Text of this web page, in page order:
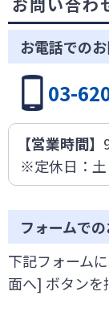
お電話での
03-
【営業時間】
※定休日：
フォームで
下記フォーム
面へ] ボタンを